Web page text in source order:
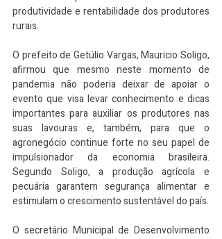
produtividade e rentabilidade dos produtores
rurais.
O prefeito de Getúlio Vargas, Mauricio Soligo,
afirmou que mesmo neste momento de
pandemia não poderia deixar de apoiar o
evento que visa levar conhecimento e dicas
importantes para auxiliar os produtores nas
suas lavouras e, também, para que o
agronegócio continue forte no seu papel de
impulsionador da economia brasileira.
Segundo Soligo, a produção agrícola e
pecuária garantem segurança alimentar e
estimulam o crescimento sustentável do país.
O secretário Municipal de Desenvolvimento